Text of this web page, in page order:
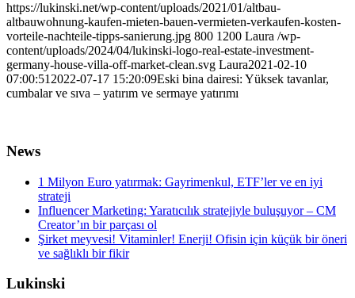
https://lukinski.net/wp-content/uploads/2021/01/altbau-
altbauwohnung-kaufen-mieten-bauen-vermieten-verkaufen-kosten-
vorteile-nachteile-tipps-sanierung.jpg 800 1200 Laura /wp-
content/uploads/2024/04/lukinski-logo-real-estate-investment-
germany-house-villa-off-market-clean.svg Laura2021-02-10
07:00:51 2022-07-17 15:20:09Eski bina dairesi: Yüksek tavanlar,
cumbalar ve sıva – yatırım ve sermaye yatırımı
News
1 Milyon Euro yatırmak: Gayrimenkul, ETF’ler ve en iyi
strateji
Influencer Marketing: Yaratıcılık stratejiyle buluşuyor – CM
Creator’ın bir parçası ol
Şirket meyvesi! Vitaminler! Enerji! Ofisin için küçük bir öneri
ve sağlıklı bir fikir
Lukinski